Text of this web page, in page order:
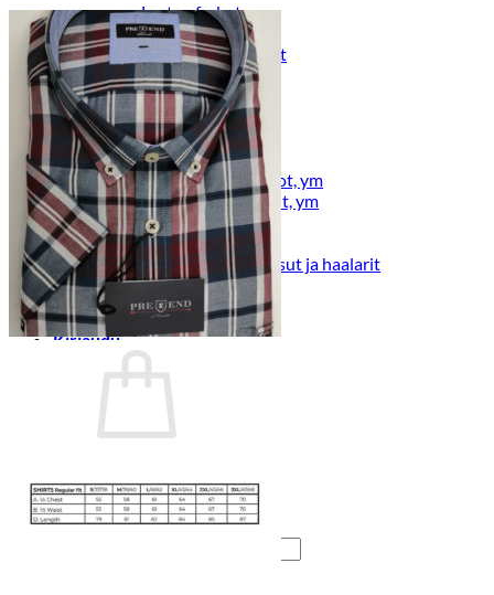
Lasten farkut
Lasten shortsit
Lasten juhlahousut
Yöasut ja kylpytakit
Lasten yöpaidat
Lasten pyjamat
Kylpytakit
Lasten asusteet
Vyöt, käsineet,pipot, ym
Sukat, sukkahousut, ym
Lasten ulkoilu
Lasten takit
Ulkoilupuvut, housut ja haalarit
Kirjaudu
Takaisin kauppaan